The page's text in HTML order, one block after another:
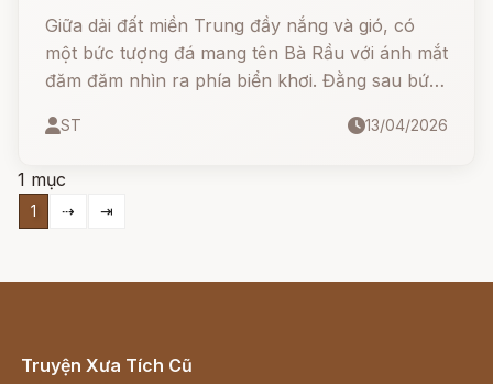
Giữa dải đất miền Trung đầy nắng và gió, có
một bức tượng đá mang tên Bà Rầu với ánh mắt
đăm đăm nhìn ra phía biển khơi. Đằng sau bức
nghĩa vợ chồng. Câu chuyện bắt đầu từ một gia
ST 13/04/2026
1 mục
1 ⇢ ⇥
Truyện Xưa Tích Cũ